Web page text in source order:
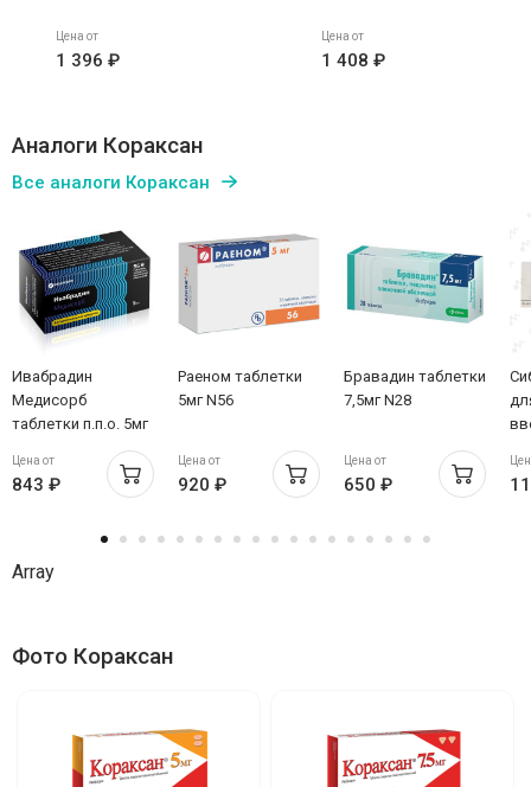
Цена от
1 396 ₽
Цена от
1 408 ₽
Аналоги Кораксан
Все аналоги Кораксан
Ивабрадин
Медисорб
таблетки п.п.о. 5мг
Цена от
843 ₽
Раеном таблетки
5мг N56
Цена от
920 ₽
Бравадин таблетки
7,5мг N28
Цена от
650 ₽
Array
Фото Кораксан